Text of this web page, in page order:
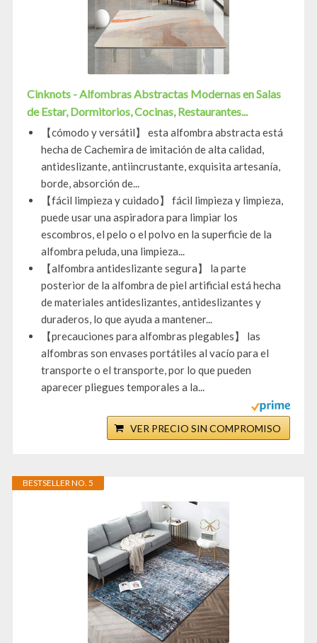
Cinknots - Alfombras Abstractas Modernas en Salas
de Estar, Dormitorios, Cocinas, Restaurantes...
【cómodo y versátil】 esta alfombra abstracta está
hecha de Cachemira de imitación de alta calidad,
antideslizante, antiincrustante, exquisita artesanía,
borde, absorción de...
【fácil limpieza y cuidado】 fácil limpieza y limpieza,
puede usar una aspiradora para limpiar los
escombros, el pelo o el polvo en la superficie de la
alfombra peluda, una limpieza...
【alfombra antideslizante segura】 la parte
posterior de la alfombra de piel artificial está hecha
de materiales antideslizantes, antideslizantes y
duraderos, lo que ayuda a mantener...
【precauciones para alfombras plegables】 las
alfombras son envases portátiles al vacío para el
transporte o el transporte, por lo que pueden
aparecer pliegues temporales a la...
VER PRECIO SIN COMPROMISO
BESTSELLER NO. 5